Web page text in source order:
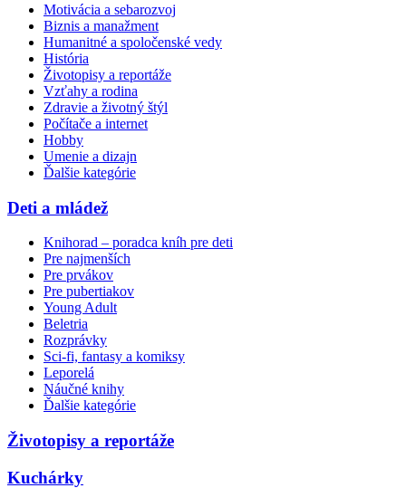
Motivácia a sebarozvoj
Biznis a manažment
Humanitné a spoločenské vedy
História
Životopisy a reportáže
Vzťahy a rodina
Zdravie a životný štýl
Počítače a internet
Hobby
Umenie a dizajn
Ďalšie kategórie
Deti a mládež
Knihorad – poradca kníh pre deti
Pre najmenších
Pre prvákov
Pre pubertiakov
Young Adult
Beletria
Rozprávky
Sci-fi, fantasy a komiksy
Leporelá
Náučné knihy
Ďalšie kategórie
Životopisy a reportáže
Kuchárky